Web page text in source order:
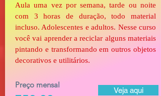
Aula uma vez por semana, tarde ou noite
com 3 horas de duração, todo material
incluso. Adolescentes e adultos. Nesse curso
você vai aprender a reciclar alguns materiais
pintando e transformando em outros objetos
decorativos e utilitários.
Preço mensal
Veja aqui